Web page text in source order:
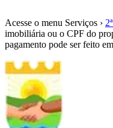
Acesse o menu Serviços ›
imobiliária ou o CPF do
pagamento pode ser feito